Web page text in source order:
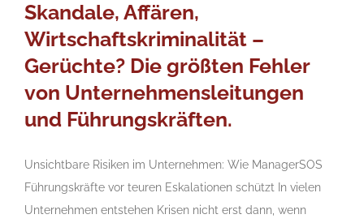
Skandale, Affären,
Wirtschaftskriminalität –
Gerüchte? Die größten Fehler
von Unternehmensleitungen
und Führungskräften.
Unsichtbare Risiken im Unternehmen: Wie ManagerSOS
Führungskräfte vor teuren Eskalationen schützt In vielen
Unternehmen entstehen Krisen nicht erst dann, wenn